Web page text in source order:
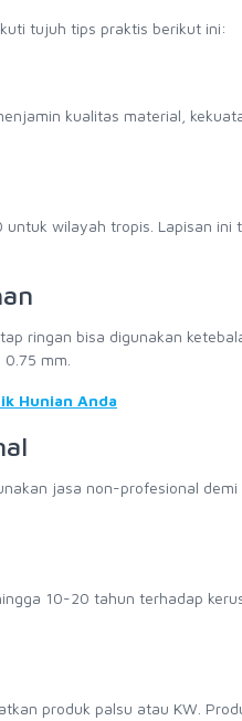
tujuh tips praktis berikut ini:
kualitas material,
untuk wilayah tropis. Lapisan
ringan bisa digunakan
mm.
Hunian Anda
jasa non-profesional
10-20 tahun terhadap
produk palsu atau KW.